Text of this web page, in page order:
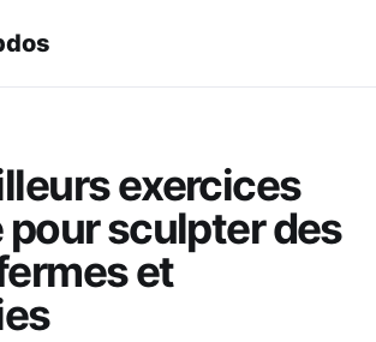
exercices
pour sculpter des
et